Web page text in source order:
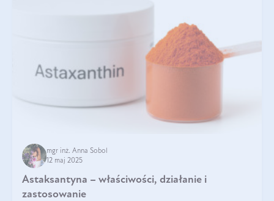
mgr inż. Anna Sobol
12 maj 2025
Astaksantyna – właściwości, działanie i
zastosowanie